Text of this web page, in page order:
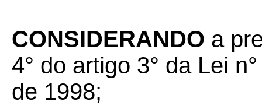
CONSIDERANDO a
4° do artigo 3° da Lei
de 1998;